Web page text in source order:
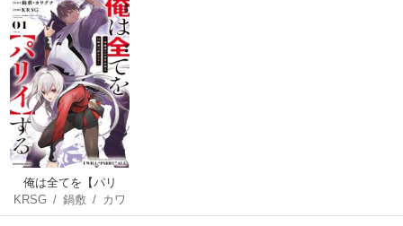
俺は全てを【パリ
イ】する ～逆勘違
いの世界最強は冒険
KRSG /鍋敷 / カワ
グチ